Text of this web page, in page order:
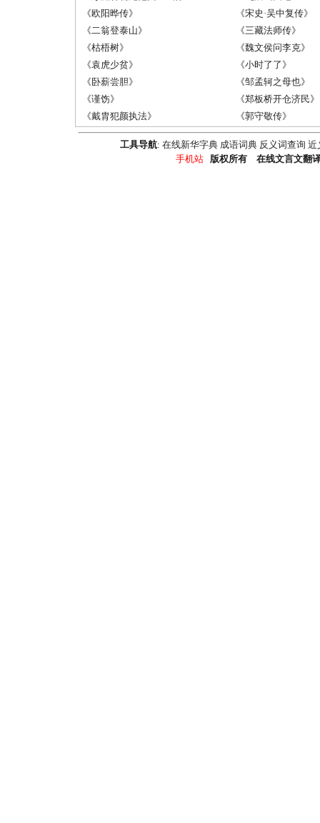
《欧阳晔传》
《宋史·吴中复传》
《二翁登泰山》
《三藏法师传》
《枯梧树》
《魏文侯问李克》
《袁虎少贫》
《小时了了》
《卧薪尝胆》
《邹孟轲之母也》
《谨饬》
《郑板桥开仓济民》
《戴胄犯颜执法》
《郭守敬传》
工具导航: 在线新华字典 成语词典 反义词查询 近
手机站 版权所有 在线文言文翻